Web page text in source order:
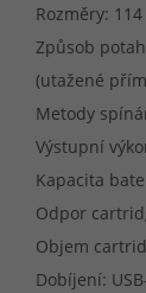
Rozměry:
Způsob
(utažené
Metody
Výstupní
Kapacita
Odpor
Objem
Dobíjení: